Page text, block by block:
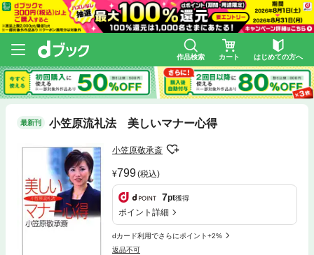
作品検索 カート はじめての方へ
最新刊 小笠原流礼法 美しいマナー心得
小笠原敬承斎
799(税込)
7pt獲得
ポイント詳細
dカード利用でさらにポイント+2%
返品不可